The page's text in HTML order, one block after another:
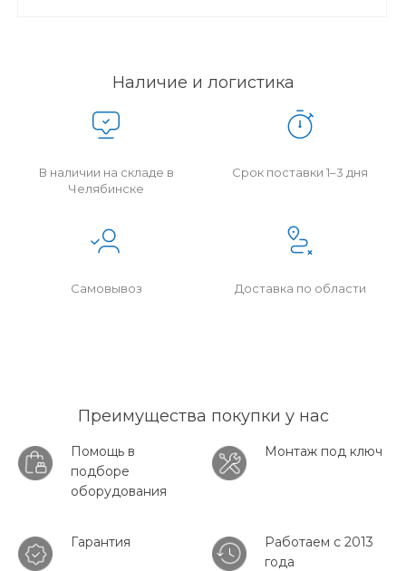
Наличие и логистика
В наличии на складе в
Челябинске
Срок поставки 1–3 дня
Самовывоз Доставка по области
Преимущества покупки у нас
Помощь в
подборе
оборудования
Монтаж под ключ
Гарантия
Работаем с 2013
года